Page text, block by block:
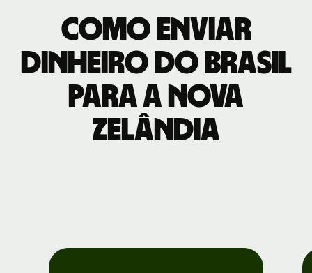
Como enviar
dinheiro do Brasil
para a Nova
Zelândia